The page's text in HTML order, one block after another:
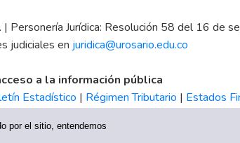
Personería Jurídica: Resolución 58 del 16
judiciales en juridica@urosario.edu.co
a la información pública
Estadístico | Régimen Tributario | Estados
por el sitio, entendemos